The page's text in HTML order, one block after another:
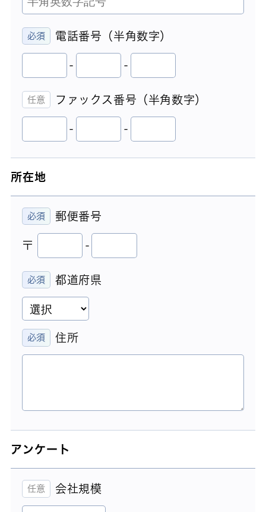
電話番号（半角数字）
- -
ファックス番号（半角数字）
- -
所在地
郵便番号
〒 -
都道府県
住所
アンケート
会社規模